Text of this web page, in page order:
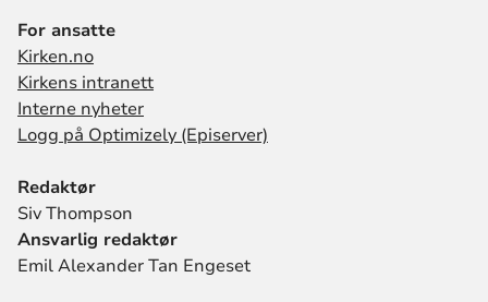
For ansatte
Kirken.no
Kirkens intranett
Interne nyheter
Logg på Optimizely (Episerver)
Redaktør
Siv Thompson
Ansvarlig redaktør
Emil Alexander Tan Engeset